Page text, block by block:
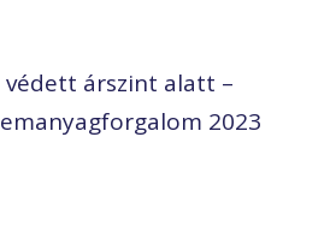
védett árszint alatt –
2023